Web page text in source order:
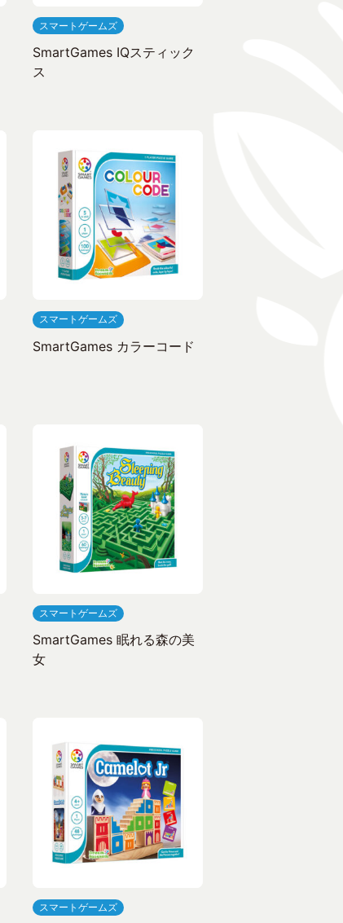
スマートゲームズ
SmartGames IQスティック
ス
スマートゲームズ
SmartGames カラーコード
スマートゲームズ
SmartGames 眠れる森の美
女
スマートゲームズ